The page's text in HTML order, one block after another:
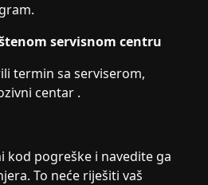
servisnom centru
termin sa serviserom,
centar .
kod pogreške i navedite ga
To neće riješiti vaš